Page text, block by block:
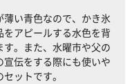
い青色なので、かき氷
アピールする水色を背
。また、水曜市や父の
伝をする際にも使いや
ットです。